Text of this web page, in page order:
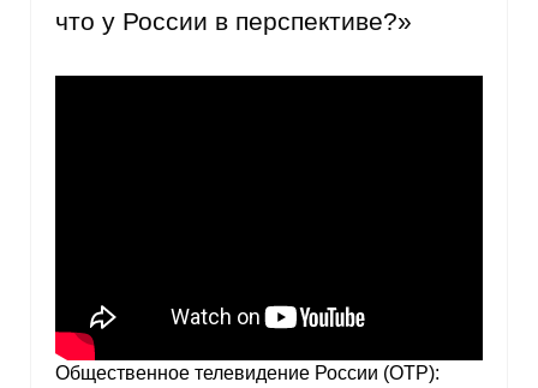
Энергетический семинар
Российско-французский семинар
Ученый совет
Материалы
что у России в перспективе?»
Общественное телевидение России (ОТР):